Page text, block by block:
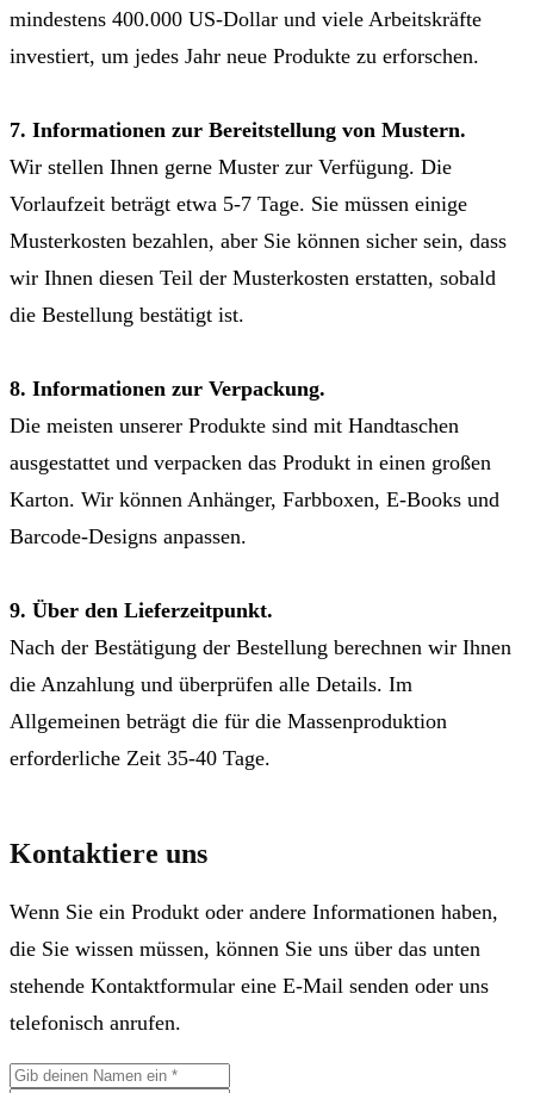
mindestens 400.000 US-Dollar und viele Arbeitskräfte
investiert, um jedes Jahr neue Produkte zu erforschen.
7. Informationen zur Bereitstellung von Mustern.
Wir stellen Ihnen gerne Muster zur Verfügung. Die
Vorlaufzeit beträgt etwa 5-7 Tage. Sie müssen einige
Musterkosten bezahlen, aber Sie können sicher sein, dass
wir Ihnen diesen Teil der Musterkosten erstatten, sobald
die Bestellung bestätigt ist.
8. Informationen zur Verpackung.
Die meisten unserer Produkte sind mit Handtaschen
ausgestattet und verpacken das Produkt in einen großen
Karton. Wir können Anhänger, Farbboxen, E-Books und
Barcode-Designs anpassen.
9. Über den Lieferzeitpunkt.
Nach der Bestätigung der Bestellung berechnen wir Ihnen
die Anzahlung und überprüfen alle Details. Im
Allgemeinen beträgt die für die Massenproduktion
erforderliche Zeit 35-40 Tage.
Kontaktiere uns
Wenn Sie ein Produkt oder andere Informationen haben,
die Sie wissen müssen, können Sie uns über das unten
stehende Kontaktformular eine E-Mail senden oder uns
telefonisch anrufen.